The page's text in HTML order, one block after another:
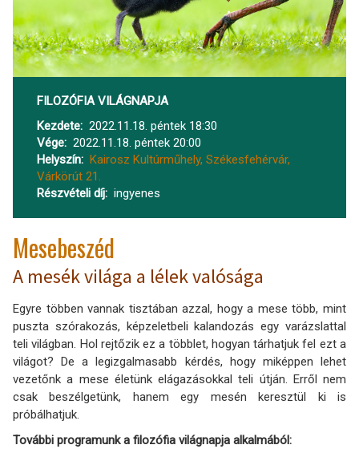
FILOZÓFIA VILÁGNAPJA
Kezdete
2022.11.18. péntek 18:30
Vége
2022.11.18. péntek 20:00
Helyszín
Kairosz Kultúrműhely, Székesfehérvár,
Várkörút 21.
Részvételi díj
ingyenes
Mesebeszéd
A mesék világa a lélek valósága
Egyre többen vannak tisztában azzal, hogy a mese több, mint
puszta szórakozás, képzeletbeli kalandozás egy varázslattal
teli világban. Hol rejtőzik ez a többlet, hogyan tárhatjuk fel ezt a
világot? De a legizgalmasabb kérdés, hogy miképpen lehet
vezetőnk a mese életünk elágazásokkal teli útján. Erről nem
csak beszélgetünk, hanem egy mesén keresztül ki is
próbálhatjuk.
További programunk a filozófia világnapja alkalmából: